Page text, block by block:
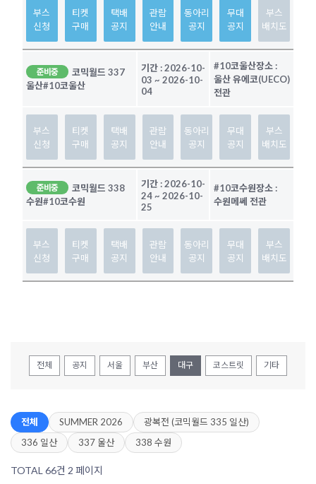
부스
신청
티켓
구매
택배
공지
관람
안내
동아리
공지
무대
공지
부스
배치도
준비중
코믹월드 337
울산#10코울산
기간 :2026-10-
03 ~ 2026-10-
04
#10코울산장소 :
울산 유에코(UECO)
전관
부스
신청
티켓
구매
택배
공지
관람
안내
동아리
공지
무대
공지
부스
배치도
준비중
코믹월드 338
수원#10코수원
기간 :2026-10-
24~ 2026-10-
25
#10코수원장소 :
수원메쎄 전관
부스
신청
티켓
구매
택배
공지
관람
안내
동아리
공지
무대
공지
부스
배치도
전체 공지 서울 부산 대구 코스트릿 기타
전체 SUMMER 2026
광복전 (코믹월드 335 일산)
336 일산
337 울산 338 수원
TOTAL 66건 2 페이지